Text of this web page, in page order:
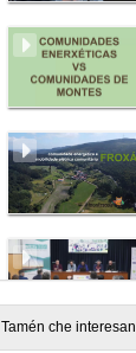
Tamén che interesan